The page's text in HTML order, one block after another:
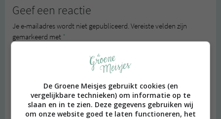
Geef een reactie
Je e-mailadres wordt niet gepubliceerd. Vereiste velden zijn
gemarkeerd met *
De Groene Meisjes gebruikt cookies (en
vergelijkbare technieken) om informatie op te
slaan en in te zien. Deze gegevens gebruiken wij
om onze website goed te laten functioneren, het